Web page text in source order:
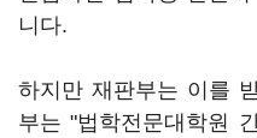
니다.
하지만 재판부는 이를
부는 "법학전문대학원